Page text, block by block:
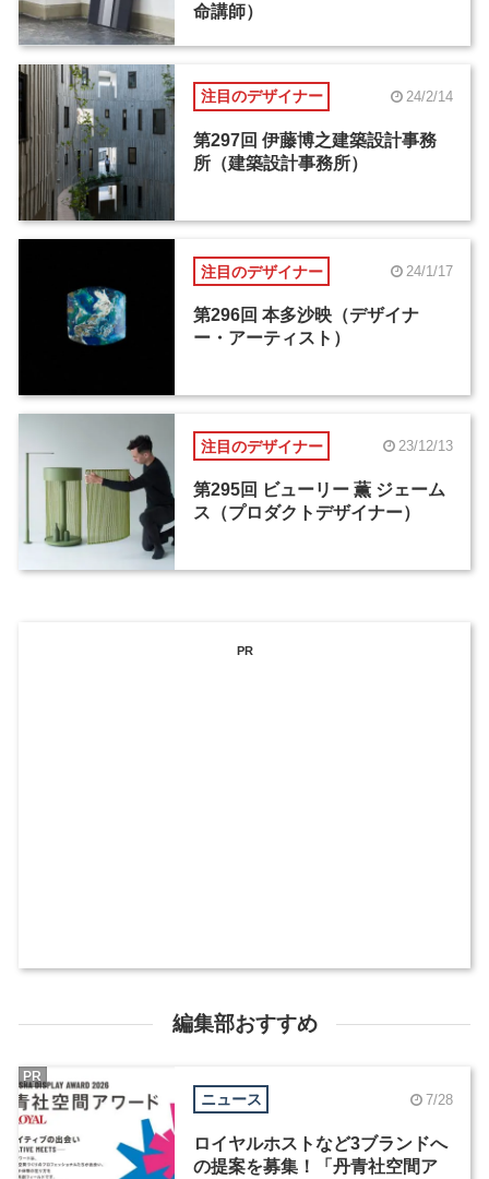
命講師）
注目のデザイナー 24/2/14
第297回 伊藤博之建築設計事務
所（建築設計事務所）
注目のデザイナー 24/1/17
第296回 本多沙映（デザイナ
ー・アーティスト）
注目のデザイナー 23/12/13
第295回 ビューリー 薫 ジェーム
ス（プロダクトデザイナー）
PR
編集部おすすめ
ニュース 7/28
ロイヤルホストなど3ブランドへ
の提案を募集！「丹青社空間ア
PR